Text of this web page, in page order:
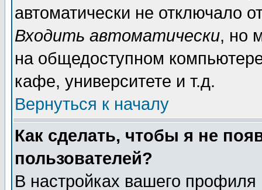
автоматически не отключало
Входить автоматически, но
на общедоступном
кафе, университете и т.д.
Вернуться к началу
Как сделать, чтобы я не
пользователей?
В настройках вашего